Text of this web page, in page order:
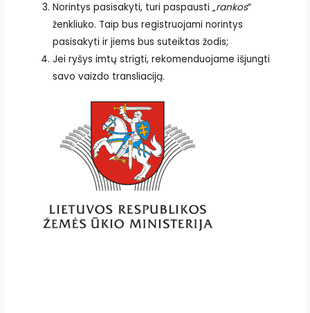
Norintys pasisakyti, turi paspausti „rankos“
ženkliuko. Taip bus registruojami norintys
pasisakyti ir jiems bus suteiktas žodis;
Jei ryšys imtų strigti, rekomenduojame išjungti
savo vaizdo transliaciją.